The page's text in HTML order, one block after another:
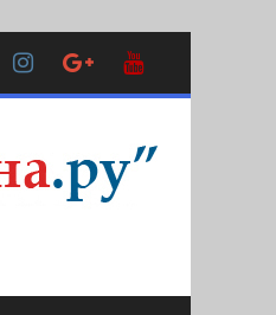
Instagram
Google
Plus